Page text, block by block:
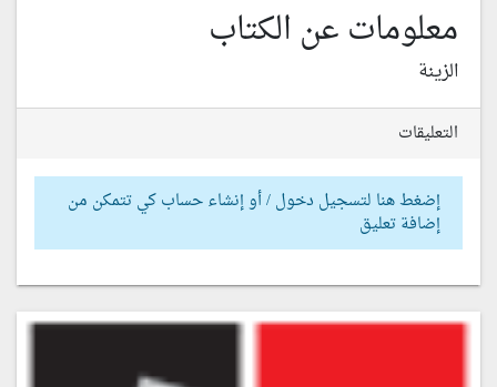
معلومات عن الكتاب
الزينة
التعليقات
إضغط هنا لتسجيل دخول / أو إنشاء حساب كي تتمكن من
إضافة تعليق